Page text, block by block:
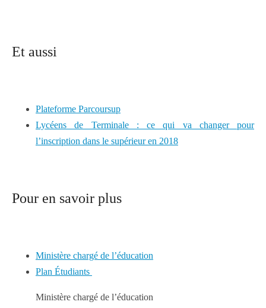
Et aussi
Plateforme Parcoursup
Lycéens de Terminale : ce qui va changer pour
l’inscription dans le supérieur en 2018
Pour en savoir plus
Ministère chargé de l’éducation
Plan Étudiants
Ministère chargé de l’éducation